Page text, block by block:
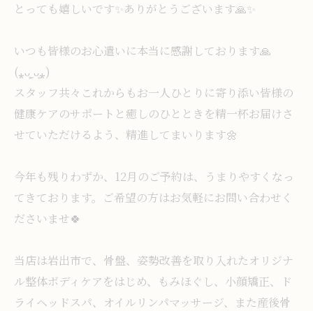
とっても嬉しいです✨️ありがとうございます🙏✨
いつも皆様のお心遣いに本当に感謝しております🙏
(⁎ᴗ͈ˬᴗ͈⁎)
スタッフ共々これからもお一人ひとりに寄り添い皆様の
健康ケアのサポートと癒しのひとときを精一杯お届けさ
せていただけるよう、精進してまいります🌼
今年も残りわずか、12月のご予約は、うまりやすくなっ
てきております。ご希望の方はお気軽にお問い合わせく
ださいませ🍀
当店は岩出市で、骨盤、姿勢改善を取り入れたオリジナ
ル整体ボディケアをはじめ、もみほぐし、小顔矯正、ド
ライヘッドスパ、オイルリンパマッサージ、また産後骨